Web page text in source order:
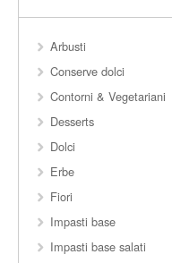
Arbusti
Conserve dolci
Contorni & Vegetariani
Desserts
Dolci
Erbe
Fiori
Impasti base
Impasti base salati